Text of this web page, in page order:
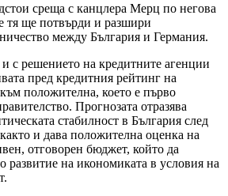
среща с канцлера Мерц по негова
тя ще потвърди и разшири
между България и Германия.
с решението на кредитните агенции
пред кредитния рейтинг на
положителна, което е първо
Прогнозата отразява
стабилност в България след
и дава положителна оценка на
отговорен бюджет, който да
развитие на икономиката в условия на